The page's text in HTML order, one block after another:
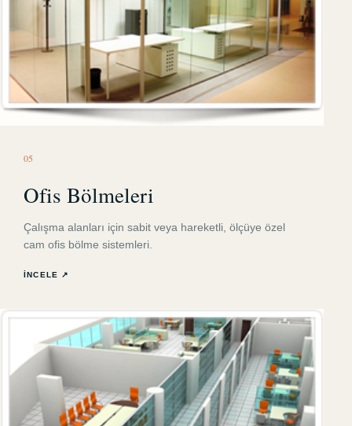
05
Ofis Bölmeleri
Çalışma alanları için sabit veya hareketli, ölçüye özel
cam ofis bölme sistemleri.
İNCELE ↗